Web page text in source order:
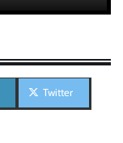
Twitter